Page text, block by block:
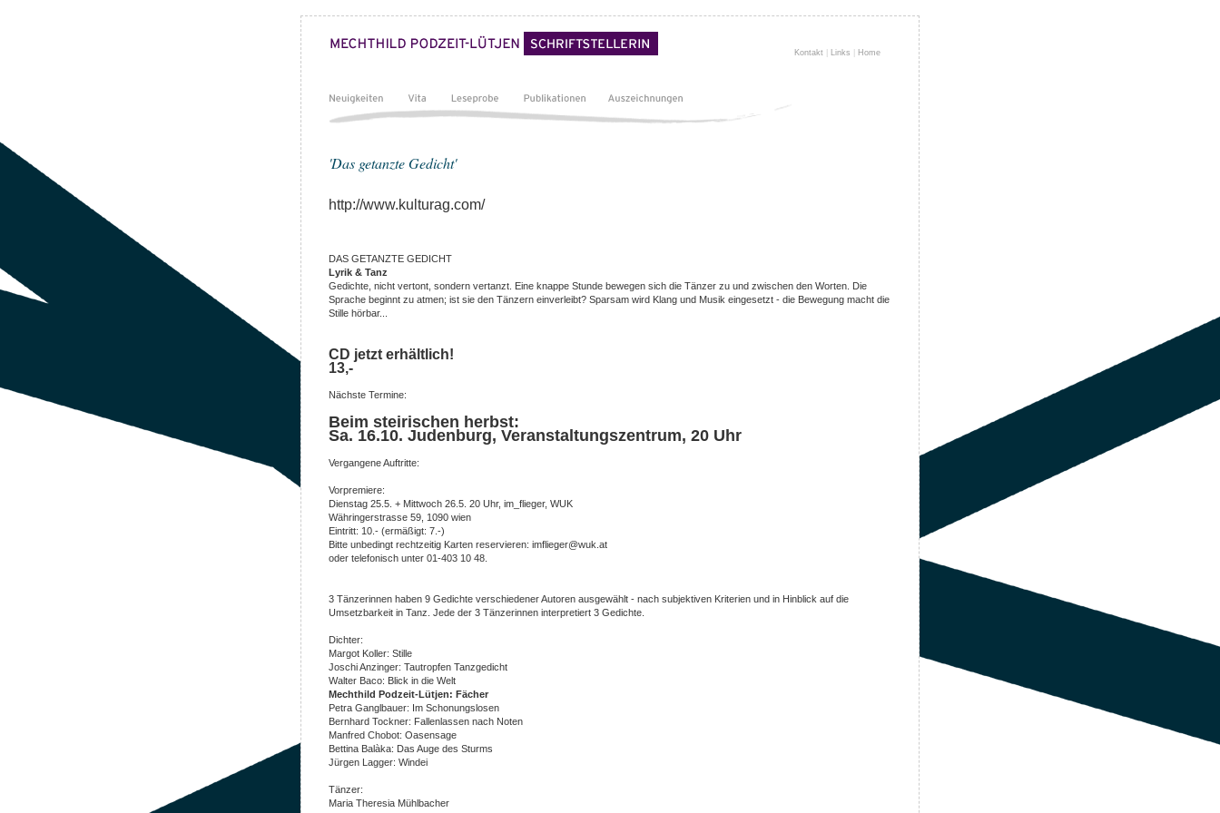
Kontakt Links Home
'Das getanzte Gedicht'
http://www.kulturag.com/
DAS GETANZTE GEDICHT
Lyrik & Tanz
Gedichte, nicht vertont, sondern vertanzt. Eine knappe Stunde bewegen sich die Tänzer zu und zwischen den Worten. Die
Sprache beginnt zu atmen; ist sie den Tänzern einverleibt? Sparsam wird Klang und Musik eingesetzt - die Bewegung macht die
Stille hörbar...
CD jetzt erhältlich!
13,-
Nächste Termine:
Beim steirischen herbst:
Sa. 16.10. Judenburg, Veranstaltungszentrum, 20 Uhr
Vergangene Auftritte:
Vorpremiere:
Dienstag 25.5. + Mittwoch 26.5. 20 Uhr, im_flieger, WUK
Währingerstrasse 59, 1090 wien
Eintritt: 10.- (ermäßigt: 7.-)
Bitte unbedingt rechtzeitig Karten reservieren: imflieger@wuk.at
oder telefonisch unter 01-403 10 48.
3 Tänzerinnen haben 9 Gedichte verschiedener Autoren ausgewählt - nach subjektiven Kriterien und in Hinblick auf die
Umsetzbarkeit in Tanz. Jede der 3 Tänzerinnen interpretiert 3 Gedichte.
Dichter:
Margot Koller: Stille
Joschi Anzinger: Tautropfen Tanzgedicht
Walter Baco: Blick in die Welt
Mechthild Podzeit-Lütjen: Fächer
Petra Ganglbauer: Im Schonungslosen
Bernhard Tockner: Fallenlassen nach Noten
Manfred Chobot: Oasensage
Bettina Balàka: Das Auge des Sturms
Jürgen Lagger: Windei
Tänzer:
Maria Theresia Mühlbacher